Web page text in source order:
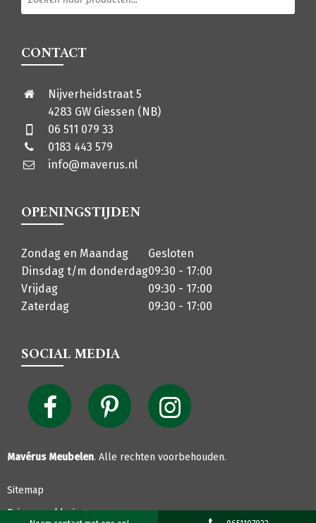
CONTACT
Nijverheidstraat 5
4283 GW Giessen (NB)
06 511 079 33
0183 443 579
info@maverus.nl
OPENINGSTIJDEN
Zondag en Maandag
Gesloten
Dinsdag t/m donderdag09:30 - 17:00
Vrijdag
09:30 - 17:00
Zaterdag
09:30 - 17:00
SOCIAL MEDIA
Mavérus Meubelen. Alle rechten voorbehouden.
Sitemap
Privacyverklaring